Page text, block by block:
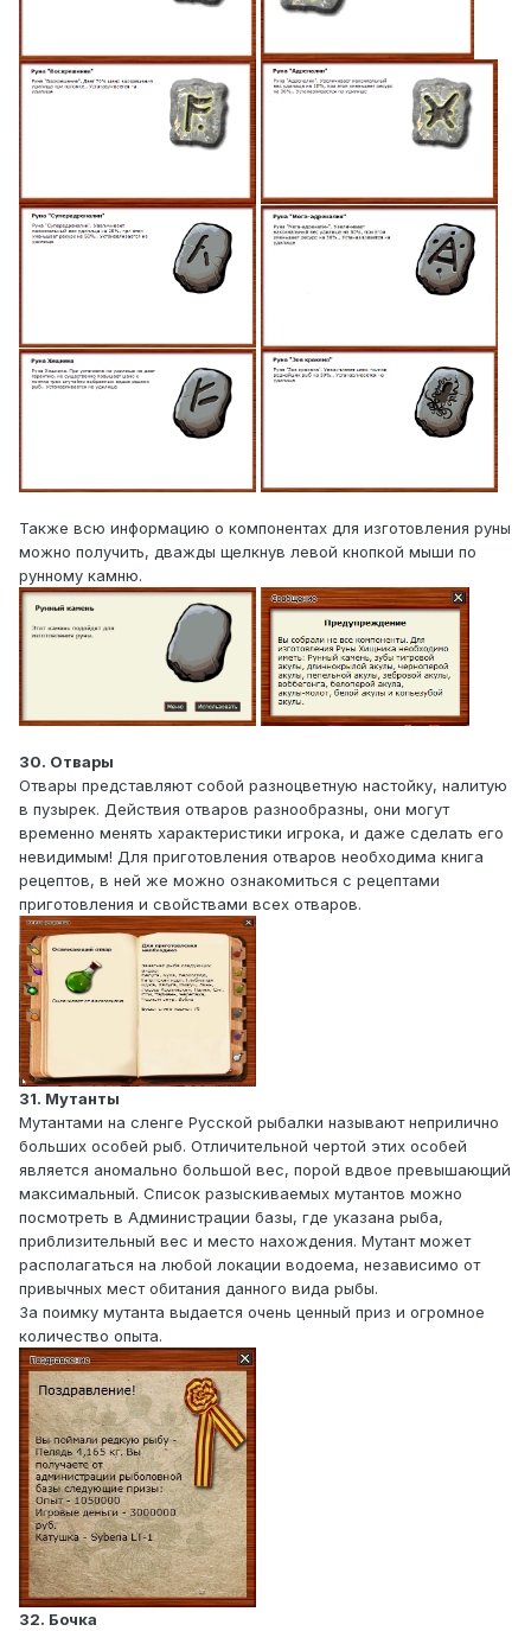
Также всю информацию о компонентах для изготовления руны
можно получить, дважды щелкнув левой кнопкой мыши по
рунному камню.
30. Отвары
Отвары представляют собой разноцветную настойку, налитую
в пузырек. Действия отваров разнообразны, они могут
временно менять характеристики игрока, и даже сделать его
невидимым! Для приготовления отваров необходима книга
рецептов, в ней же можно ознакомиться с рецептами
приготовления и свойствами всех отваров.
31. Мутанты
Мутантами на сленге Русской рыбалки называют неприлично
больших особей рыб. Отличительной чертой этих особей
является аномально большой вес, порой вдвое превышающий
максимальный. Список разыскиваемых мутантов можно
посмотреть в Администрации базы, где указана рыба,
приблизительный вес и место нахождения. Мутант может
располагаться на любой локации водоема, независимо от
привычных мест обитания данного вида рыбы.
За поимку мутанта выдается очень ценный приз и огромное
количество опыта.
32. Бочка